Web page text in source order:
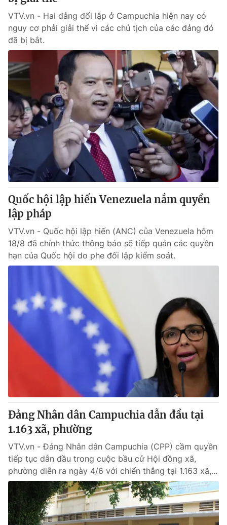
VTV.vn - Hai đảng đối lập ở Campuchia hiện nay có
nguy cơ phải giải thể vì các chủ tịch của các đảng đó
đã bị bắt.
Quốc hội lập hiến Venezuela nắm quyền
lập pháp
VTV.vn - Quốc hội lập hiến (ANC) của Venezuela hôm
18/8 đã chính thức thông báo sẽ tiếp quản các quyền
hạn của Quốc hội do phe đối lập kiểm soát.
Đảng Nhân dân Campuchia dẫn đầu tại
1.163 xã, phường
VTV.vn - Đảng Nhân dân Campuchia (CPP) cầm quyền
tiếp tục dẫn đầu trong cuộc bầu cử Hội đồng xã,
phường diễn ra ngày 4/6 với chiến thắng tại 1.163 xã,...